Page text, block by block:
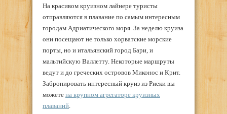
На красивом круизном лайнере туристы
отправляются в плавание по самым интересным
городам Адриатического моря. За неделю круиза
они посещают не только хорватские морские
порты, но и итальянский город Бари, и
мальтийскую Валлетту. Некоторые маршруты
ведут и до греческих островов Миконос и Крит.
Забронировать интересный круиз из Риеки вы
можете на крупном агрегаторе круизных
плаваний.